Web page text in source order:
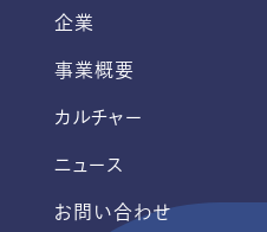
企業
事業概要
カルチャー
ニュース
お問い合わせ